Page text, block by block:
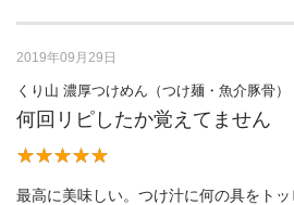
2019年09月29日
くり山 濃厚つけめん（つけ麺・魚介豚骨）
何回リピしたか覚えてません
最高に美味しい。つけ汁に何の具をトッ